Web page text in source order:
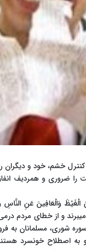
کنترل خشم، خود و
الْغَیْظَ وَالْعَافِینَ عَنِ
و از خطای مردم
به اصطلاح خونسرد